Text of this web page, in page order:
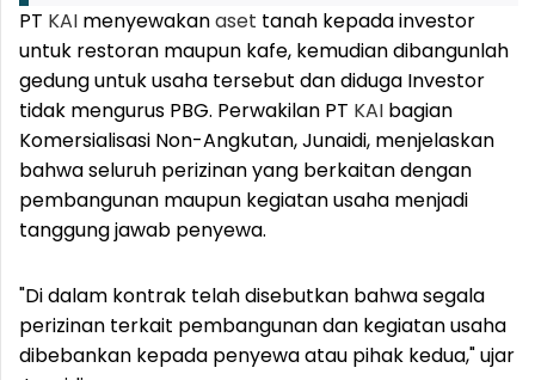
PT KAI menyewakanaset tanah kepada investor
untuk restoran maupun kafe, kemudian dibangunlah
gedung untuk usaha tersebut dan diduga Investor
tidak mengurus PBG. Perwakilan PT KAI bagian
Komersialisasi Non-Angkutan, Junaidi, menjelaskan
bahwa seluruh perizinan yang berkaitan dengan
pembangunan maupun kegiatan usaha menjadi
tanggung jawab penyewa.
"Di dalam kontrak telah disebutkan bahwa segala
perizinan terkait pembangunan dan kegiatan usaha
dibebankan kepada penyewa atau pihak kedua," ujar